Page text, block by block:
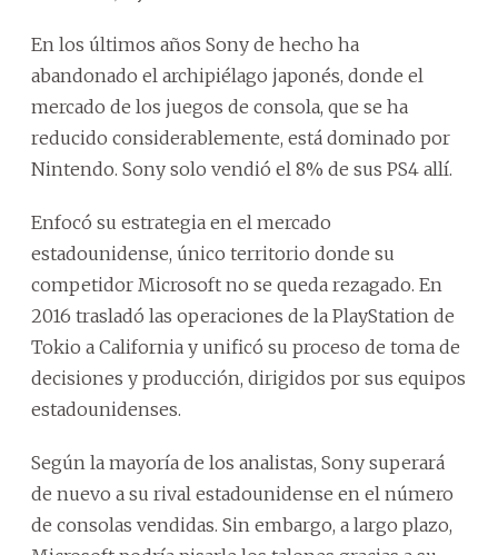
En los últimos años Sony de hecho ha
abandonado el archipiélago japonés, donde el
mercado de los juegos de consola, que se ha
reducido considerablemente, está dominado por
Nintendo. Sony solo vendió el 8% de sus PS4 allí.
Enfocó su estrategia en el mercado
estadounidense, único territorio donde su
competidor Microsoft no se queda rezagado. En
2016 trasladó las operaciones de la PlayStation de
Tokio a California y unificó su proceso de toma de
decisiones y producción, dirigidos por sus equipos
estadounidenses.
Según la mayoría de los analistas, Sony superará
de nuevo a su rival estadounidense en el número
de consolas vendidas. Sin embargo, a largo plazo,